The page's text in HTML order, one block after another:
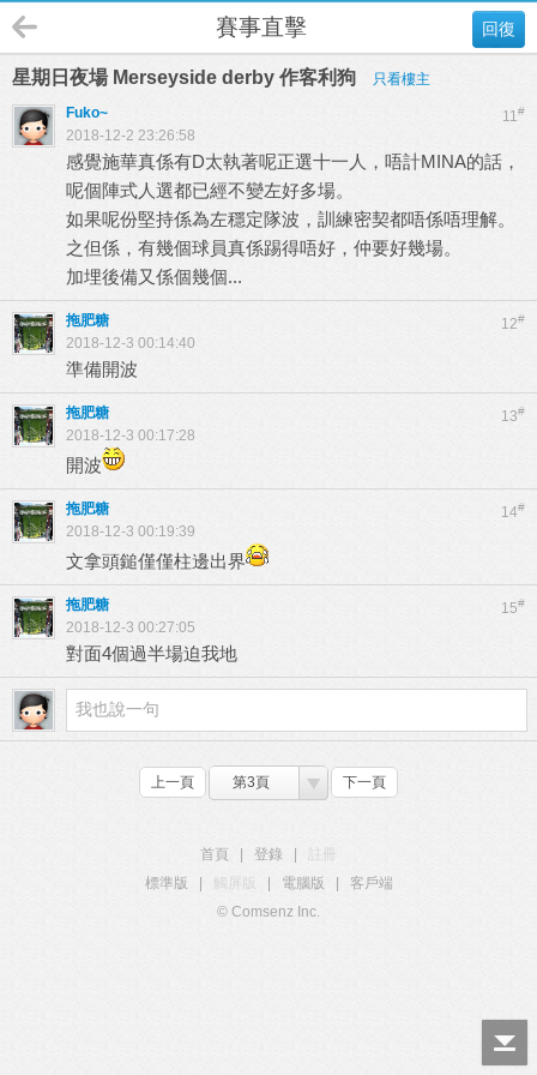
回復
賽事直擊
星期日夜場 Merseyside derby 作客利狗 只看樓主
11#
Fuko~
2018-12-2 23:26:58
感覺施華真係有D太執著呢正選十一人，唔計MINA的話，
呢個陣式人選都已經不變左好多場。
如果呢份堅持係為左穩定隊波，訓練密契都唔係唔理解。
之但係，有幾個球員真係踢得唔好，仲要好幾場。
加埋後備又係個幾個...
12#
拖肥糖
2018-12-3 00:14:40
準備開波
13#
拖肥糖
2018-12-3 00:17:28
開波
14#
拖肥糖
2018-12-3 00:19:39
文拿頭鎚僅僅柱邊出界
15#
拖肥糖
2018-12-3 00:27:05
對面4個過半場迫我地
上一頁 第3頁 下一頁
首頁 登錄
標準版
觸屏版 電腦版
客戶端
© Comsenz Inc.